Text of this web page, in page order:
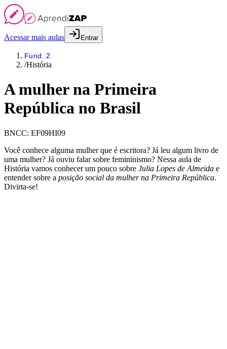
Acessar mais aulas Entrar
Fund. 2
/História
A mulher na Primeira
República no Brasil
BNCC: EF09HI09
Você conhece alguma mulher que é escritora? Já leu algum livro de
uma mulher? Já ouviu falar sobre femininismo? Nessa aula de
História vamos conhecer um pouco sobre Julia Lopes de Almeida e
entender sobre a posição social da mulher na Primeira República.
Divirta-se!